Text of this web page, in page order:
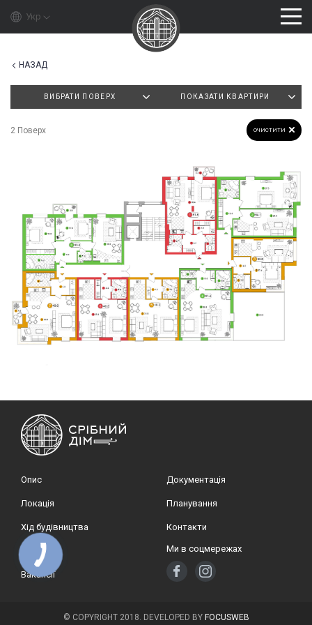
Укр
НАЗАД
ВИБРАТИ ПОВЕРХ ПОКАЗАТИ КВАРТИРИ
ОЧИСТИТИ
2 Поверх
Опис
Локація
Хід будівництва
Документація
Планування
Контакти
Новини
Вакансії
Ми в соцмережах
© COPYRIGHT 2018. DEVELOPED BY FOCUSWEB